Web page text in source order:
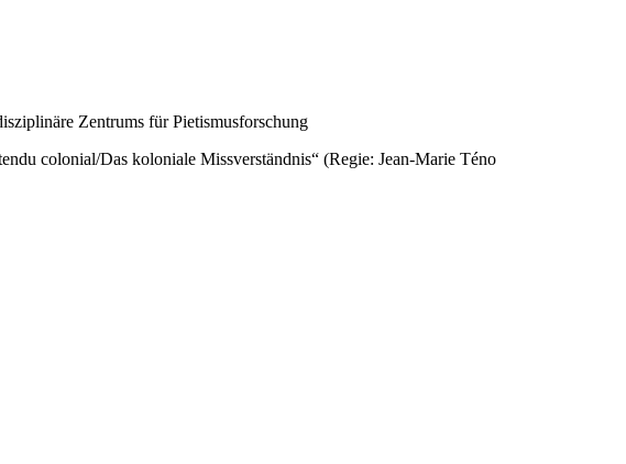
Zentrums für Pietismusforschung
colonial/Das koloniale Missverständnis“ (Regie: Jean-Marie Téno